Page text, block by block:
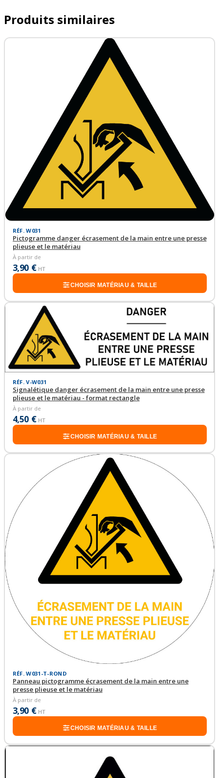
Produits similaires
RÉF. W031
Pictogramme danger écrasement de la main entre une presse
plieuse et le matériau
À partir de
3,90 € HT
CHOISIR MATÉRIAU & TAILLE
RÉF. V-W031
Signalétique danger écrasement de la main entre une presse
plieuse et le matériau - format rectangle
À partir de
4,50 € HT
CHOISIR MATÉRIAU & TAILLE
RÉF. W031-T-ROND
Panneau pictogramme écrasement de la main entre une
presse plieuse et le matériau
À partir de
3,90 € HT
CHOISIR MATÉRIAU & TAILLE